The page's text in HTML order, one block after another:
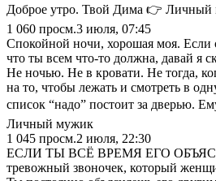
Доброе утро. Твой Дима 👉
1 060 просм.3 июля, 07:45
Спокойной ночи, хорошая моя. Если
что ты всем что-то должна, давай я
Не ночью. Не в кровати. Не тогда,
на то, чтобы лежать и смотреть в
список “надо” постоит за дверью.
Личный мужик
1 045 просм.2 июля, 22:30
ЕСЛИ ТЫ ВСЁ ВРЕМЯ ЕГО
тревожный звоночек, который